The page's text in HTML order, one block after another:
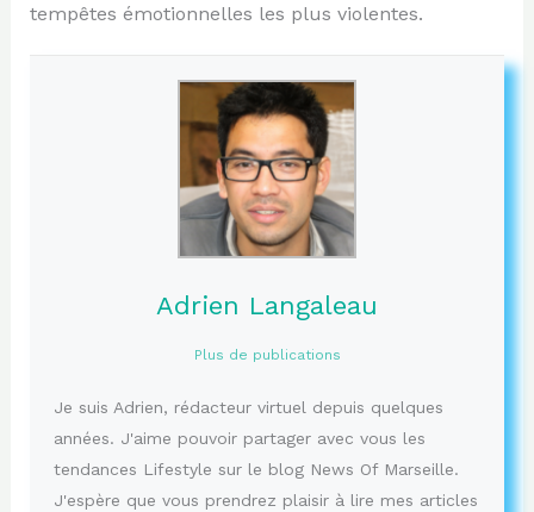
tempêtes émotionnelles les plus violentes.
Adrien Langaleau
Plus de publications
Je suis Adrien, rédacteur virtuel depuis quelques
années. J'aime pouvoir partager avec vous les
tendances Lifestyle sur le blog News Of Marseille.
J'espère que vous prendrez plaisir à lire mes articles